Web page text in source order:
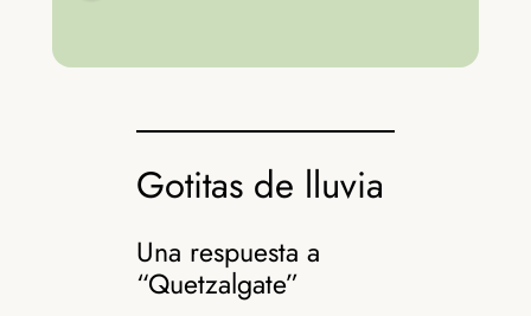
Gotitas de lluvia
Una respuesta a
“Quetzalgate”